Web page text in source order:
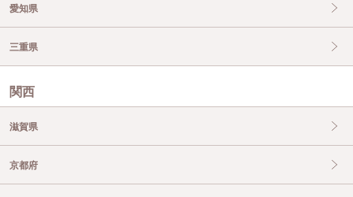
愛知県
三重県
関西
滋賀県
京都府